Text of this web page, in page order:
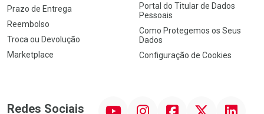
Prazo de Entrega
Reembolso
Troca ou Devolução
Marketplace
Portal do Titular de Dados
Pessoais
Como Protegemos os Seus
Dados
Configuração de Cookies
Redes Sociais InstagramFacebook Linkedin